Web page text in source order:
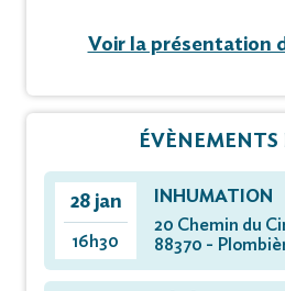
Voir la présentation
ÉVÈNEMENTS
28 jan
16h30
INHUMATION
20 Chemin du
88370 -